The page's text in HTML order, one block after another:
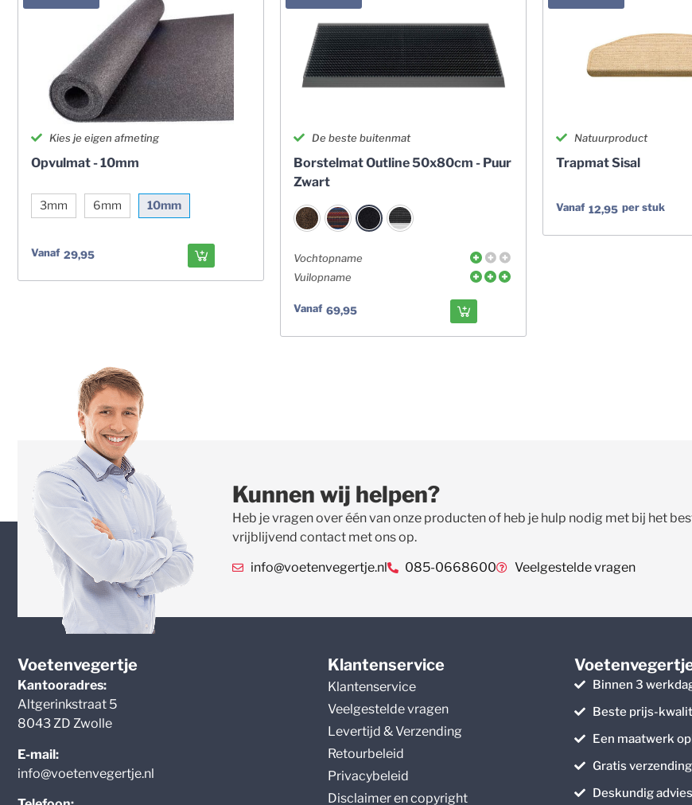
Kies je eigen afmeting
Opvulmat - 10mm
3mm 6mm 10mm
Vanaf 29,95
De beste buitenmat
Borstelmat Outline 50x80cm - Puur
Zwart
Vochtopname
Vuilopname
Vanaf 69,95
Natuurproduct
Trapmat Sisal
Vanaf 12,95 per stuk
Kunnen wij helpen?
Heb je vragen over één van onze producten of heb je hulp nodig met bij het
vrijblijvend contact met ons op.
info@voetenvegertje.nl 085-0668600 Veelgestelde vragen
Voetenvegertje
Kantooradres:
Altgerinkstraat 5
8043 ZD Zwolle
E-mail:
info@voetenvegertje.nl
Klantenservice
Klantenservice
Veelgestelde vragen
Levertijd & Verzending
Retourbeleid
Privacybeleid
Disclaimer en copyright
Binnen 3
Beste prijs-
Een maatwerk
Gratis
Deskundig advies